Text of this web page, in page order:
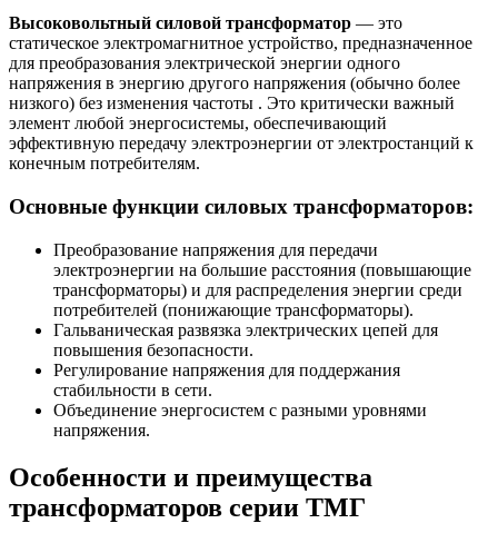
Высоковольтный силовой трансформатор — это
статическое электромагнитное устройство, предназначенное
для преобразования электрической энергии одного
напряжения в энергию другого напряжения (обычно более
низкого) без изменения частоты . Это критически важный
элемент любой энергосистемы, обеспечивающий
эффективную передачу электроэнергии от электростанций к
конечным потребителям.
Основные функции силовых трансформаторов:
Преобразование напряжения для передачи
электроэнергии на большие расстояния (повышающие
трансформаторы) и для распределения энергии среди
потребителей (понижающие трансформаторы).
Гальваническая развязка электрических цепей для
повышения безопасности.
Регулирование напряжения для поддержания
стабильности в сети.
Объединение энергосистем с разными уровнями
напряжения.
Особенности и преимущества
трансформаторов серии ТМГ